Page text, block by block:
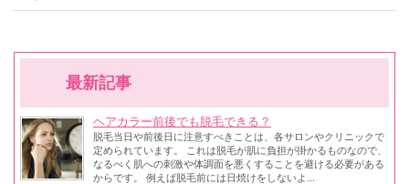
最新記事
ヘアカラー前後でも脱毛できる？
脱毛当日や前後日に注意すべきことは、各サロンやクリニックで
定められています。 これは脱毛が肌に負担が掛かるものなので、
なるべく肌への刺激や体調面を悪くすることを避ける必要がある
からです。 例えば脱毛前には日焼けをしないよ...